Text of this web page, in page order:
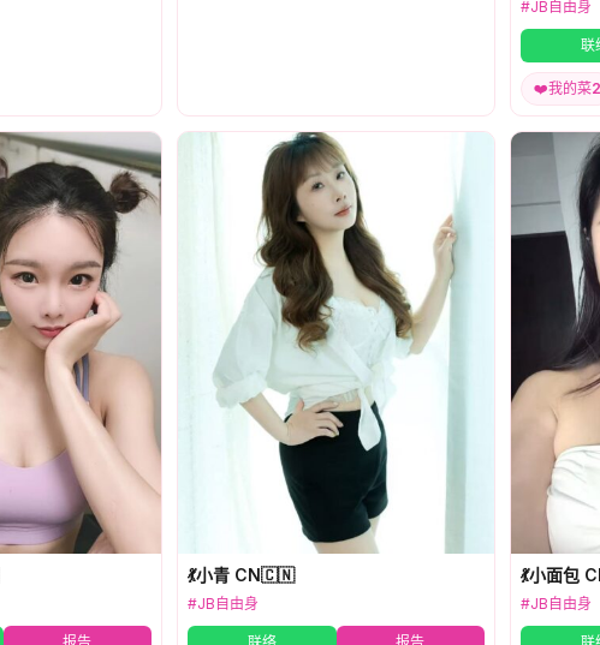
#JB自由身
联
❤️我的菜2
💃小青 CN🇨🇳
#JB自由身
💃小面包
#JB自由身